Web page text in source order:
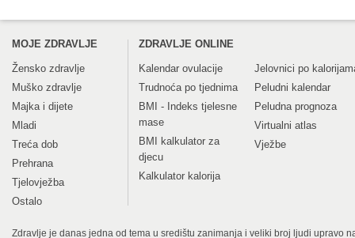
MOJE ZDRAVLJE
Žensko zdravlje
Muško zdravlje
Majka i dijete
Mladi
Treća dob
Prehrana
Tjelovježba
Ostalo
ZDRAVLJE ONLINE
Kalendar ovulacije
Trudnoća po tjednima
BMI - Indeks tjelesne
mase
BMI kalkulator za
djecu
Kalkulator kalorija
Jelovnici po
Peludni kalendar
Peludna prognoza
Virtualni atlas
Vježbe
Zdravlje je danas jedna od tema u središtu zanimanja i veliki broj ljudi upravo